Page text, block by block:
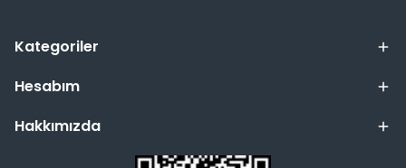
Kategoriler
Hesabım
Hakkımızda